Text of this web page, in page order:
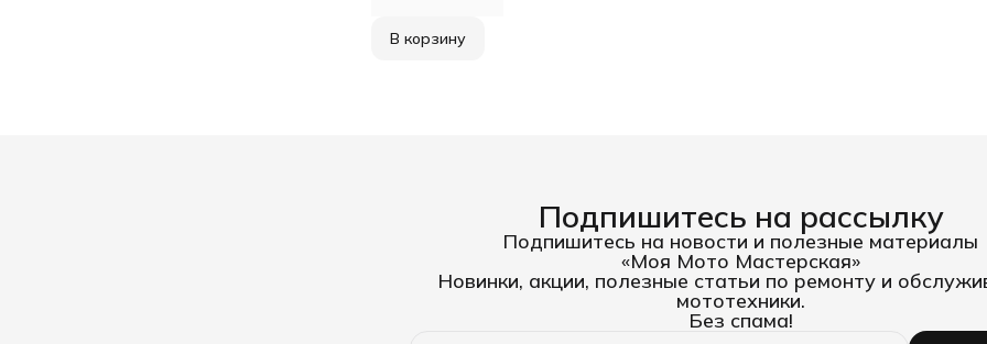
В корзину
Подпишитесь на рассылку
Подпишитесь на новости и полезные материалы
«Моя Мото Мастерская»
Новинки, акции, полезные статьи по ремонту и
мототехники.
Без спама!